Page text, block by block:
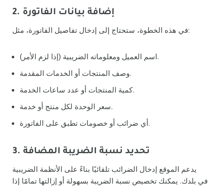
2. إضافة بيانات الفاتورة
في هذه الخطوة، ستحتاج إلى إدخال تفاصيل الفاتورة، مثل:
اسم العميل ومعلوماته الضريبية (إذا لزم الأمر).
وصف المنتجات أو الخدمات المقدمة.
كمية المنتجات أو عدد ساعات الخدمة.
سعر الوحدة لكل منتج أو خدمة.
أي ضرائب أو خصومات تطبق على الفاتورة.
3. تحديد نسبة الضريبة المضافة
يدعم الموقع إدخال الضرائب تلقائيًا بناءً على الأنظمة الضريبية
في بلدك. يمكنك تخصيص نسبة الضريبة بسهولة أو إزالتها تمامًا إذا